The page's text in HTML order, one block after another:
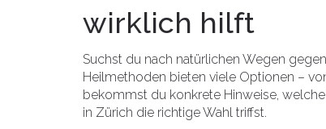
wirklich hilft
Suchst du nach natürlichen Wegen
Heilmethoden bieten viele Optionen –
bekommst du konkrete Hinweise,
in Zürich die richtige Wahl triffst.